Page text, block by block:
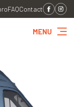
FAQContact
MENU